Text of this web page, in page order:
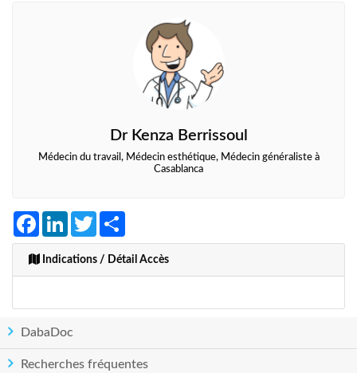
Dr Kenza Berrissoul
Médecin du travail, Médecin esthétique, Médecin généraliste à
Casablanca
FacebookLinkedInTwitter
Indications / Détail Accès
DabaDoc
Recherches fréquentes